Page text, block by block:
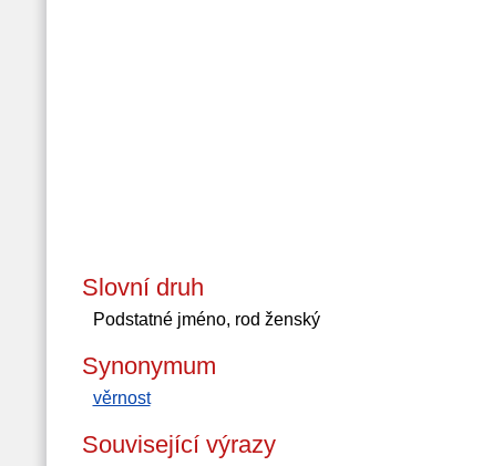
Slovní druh
Podstatné jméno, rod ženský
Synonymum
věrnost
Související výrazy